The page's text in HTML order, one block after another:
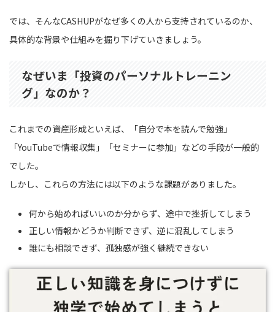
では、そんなCASHUPがなぜ多くの人から支持されているのか、
具体的な背景や仕組みを掘り下げていきましょう。
なぜいま「投資のパーソナルトレーニン
グ」なのか？
これまでの資産形成といえば、「自分で本を読んで勉強」
「YouTubeで情報収集」「セミナーに参加」などの手段が一般的
でした。
しかし、これらの方法には以下のような課題がありました。
何から始めればいいのか分からず、途中で挫折してしまう
正しい情報かどうか判断できず、逆に混乱してしまう
誰にも相談できず、孤独感が強く継続できない